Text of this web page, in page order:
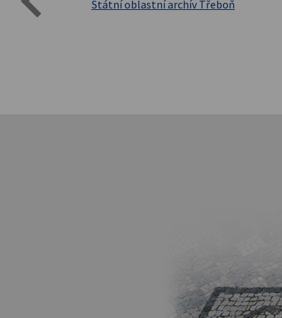
Přírodovědecká fakulta UK